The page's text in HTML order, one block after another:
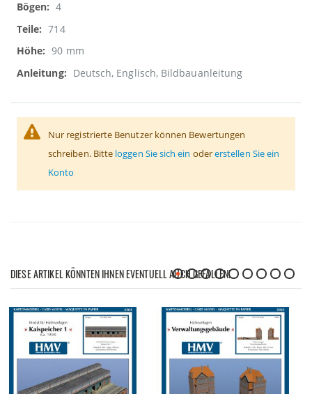
4
714
90 mm
Deutsch, Englisch, Bildbauanleitung
Nur registrierte Benutzer können Bewertungen
schreiben. Bitte loggen Sie sich ein odererstellen Sie ein
Konto
DIESE ARTIKEL KÖNNTEN IHNEN EVENTUELL AUCH GEFALLEN!